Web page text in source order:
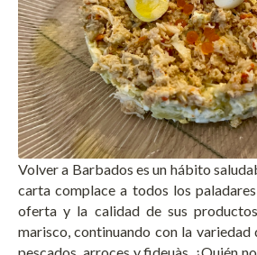
Volver a Barbados es un hábito
carta complace a todos los
oferta y la calidad de sus
marisco, continuando con la variedad